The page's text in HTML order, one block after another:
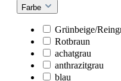
Farbe
Grünbeige/
Rotbraun
achatgrau
anthrazitgrau
blau